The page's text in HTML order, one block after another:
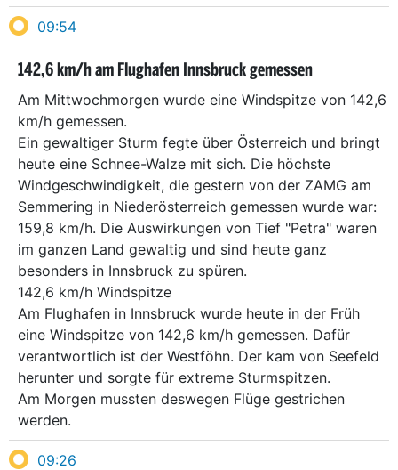
09:54
142,6 km/h am Flughafen Innsbruck gemessen
Am Mittwochmorgen wurde eine Windspitze von 142,6
km/h gemessen.
Ein gewaltiger Sturm fegte über Österreich und bringt
heute eine Schnee-Walze mit sich. Die höchste
Windgeschwindigkeit, die gestern von der ZAMG am
Semmering in Niederösterreich gemessen wurde war:
159,8 km/h. Die Auswirkungen von Tief "Petra" waren
im ganzen Land gewaltig und sind heute ganz
besonders in Innsbruck zu spüren.
142,6 km/h Windspitze
Am Flughafen in Innsbruck wurde heute in der Früh
eine Windspitze von 142,6 km/h gemessen. Dafür
verantwortlich ist der Westföhn. Der kam von Seefeld
herunter und sorgte für extreme Sturmspitzen.
Am Morgen mussten deswegen Flüge gestrichen
werden.
09:26